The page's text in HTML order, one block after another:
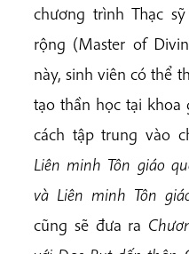
chương trình Thạc
rộng (Master of
này, sinh viên có thể
tạo thần học tại khoa
cách tập trung vào
Liên minh Tôn giáo
và Liên minh Tôn
cũng sẽ đưa ra